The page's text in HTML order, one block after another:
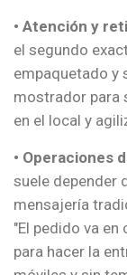
• Atención y
el segundo
empaquetado y
mostrador para
en el local y
• Operaciones
suele depender
mensajería
"El pedido va en
para hacer la